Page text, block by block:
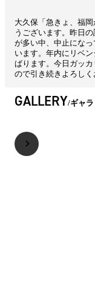
大久保「急きょ、福
うございます。昨日
が多い中、中止にな
います。年内にリベ
ばります。今日ガッ
ので引き続きよろしく
GALLERY ギャ